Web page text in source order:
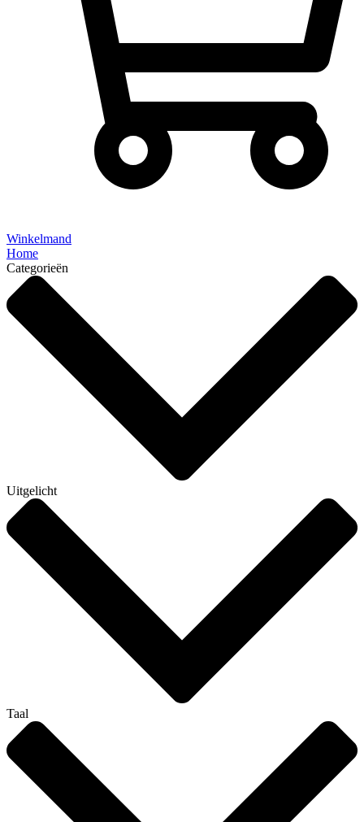
Winkelmand
Home
Categorieën
Uitgelicht
Taal